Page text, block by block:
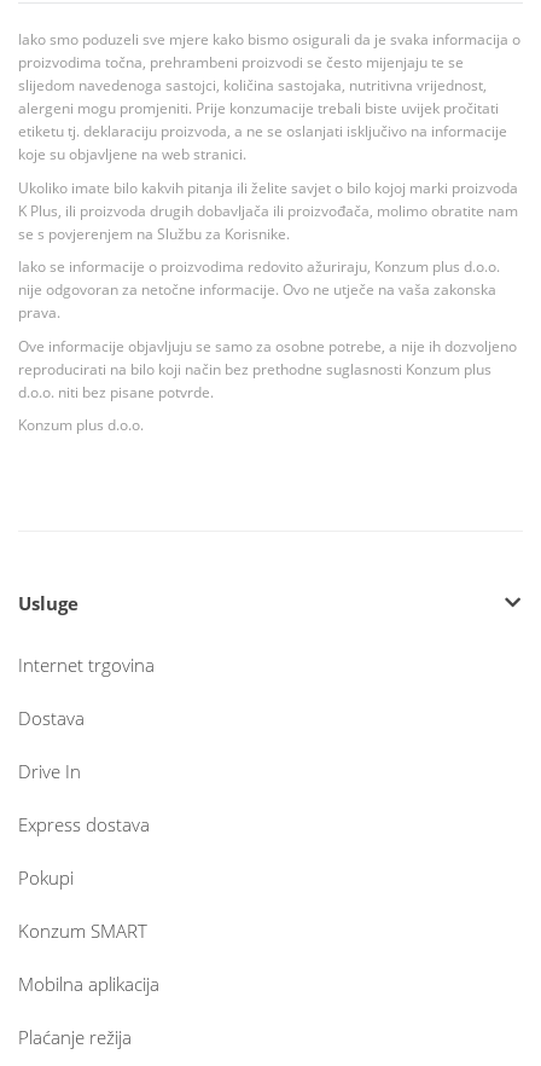
Iako smo poduzeli sve mjere kako bismo osigurali da je svaka informacija o
proizvodima točna, prehrambeni proizvodi se često mijenjaju te se
slijedom navedenoga sastojci, količina sastojaka, nutritivna vrijednost,
alergeni mogu promjeniti. Prije konzumacije trebali biste uvijek pročitati
etiketu tj. deklaraciju proizvoda, a ne se oslanjati isključivo na informacije
koje su objavljene na web stranici.
Ukoliko imate bilo kakvih pitanja ili želite savjet o bilo kojoj marki proizvoda
K Plus, ili proizvoda drugih dobavljača ili proizvođača, molimo obratite nam
se s povjerenjem na Službu za Korisnike.
Iako se informacije o proizvodima redovito ažuriraju, Konzum plus d.o.o.
nije odgovoran za netočne informacije. Ovo ne utječe na vaša zakonska
prava.
Ove informacije objavljuju se samo za osobne potrebe, a nije ih dozvoljeno
reproducirati na bilo koji način bez prethodne suglasnosti Konzum plus
d.o.o. niti bez pisane potvrde.
Konzum plus d.o.o.
Usluge
Internet trgovina
Dostava
Drive In
Express dostava
Pokupi
Konzum SMART
Mobilna aplikacija
Plaćanje režija